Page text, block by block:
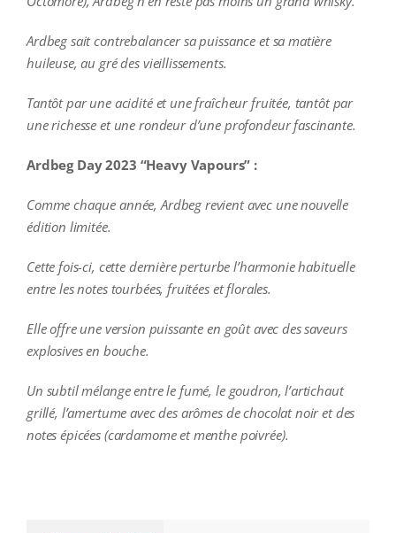
Ardbeg sait contrebalancer sa puissance et sa matière
huileuse, au gré des vieillissements.
Tantôt par une acidité et une fraîcheur fruitée, tantôt par
une richesse et une rondeur d’une profondeur fascinante.
Ardbeg Day 2023 “Heavy Vapours” :
Comme chaque année, Ardbeg revient avec une nouvelle
édition limitée.
Cette fois-ci, cette dernière perturbe l’harmonie habituelle
entre les notes tourbées, fruitées et florales.
Elleoffre une version puissante en goût avec des saveurs
explosives en bouche.
Un subtil mélange entre le fumé, le goudron, l’artichaut
grillé, l’amertume avec des arômes de chocolat noir et des
notes épicées (cardamome et menthe poivrée).